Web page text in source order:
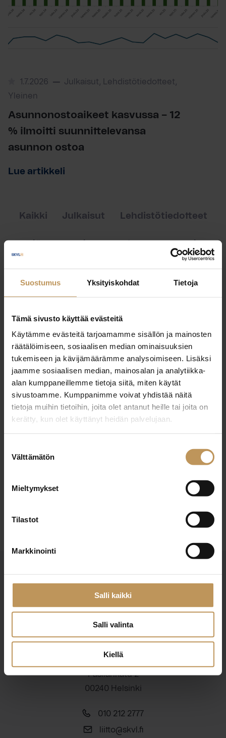
Suostumus Yksityiskohdat Tietoja
Tämä sivusto käyttää evästeitä
Käytämme evästeitä tarjoamamme sisällön ja mainosten
räätälöimiseen, sosiaalisen median ominaisuuksien
tukemiseen ja kävijämäärämme analysoimiseen. Lisäksi
jaamme sosiaalisen median, mainosalan ja analytiikka-
alan kumppaneillemme tietoja siitä, miten käytät
sivustoamme. Kumppanimme voivat yhdistää näitä
tietoja muihin tietoihin, joita olet antanut heille tai joita on
kerätty, kun olet käyttänyt heidän palvelujaan.
valinta
Välttämätön
Mieltymykset
Tilastot
Markkinointi
Salli kaikki
Salli valinta
Kiellä
1.7.2026
Julkaisut, Lehdistötiedotteet,
Yleinen
Asunnonostoaikeet kasvussa – 12
% ilmoitti suunnittelevansa
asunnon ostoa
Lue artikkeli
Kaikki Julkaisut Lehdistötiedotteet
29.2.2024
Lue artikkeli
Suomen Kiinteistönvälittäjät ry
Finlands Fastighetsmäklare rf
Pasilankatu 2
00240 Helsinki
010 212 2777
liitto@skvl.fi